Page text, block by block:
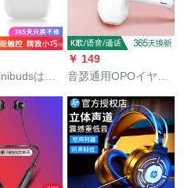
電話ブル
版に適
。
のブララック
は心
イヤホー
す。本当
入耳式の
ールの安
电话のし
￥ 149
音瑟通用OPOイヤホ
17 A 3 A 5 A 7 K 1 A
9ベルト耳栓白公式標
準装備